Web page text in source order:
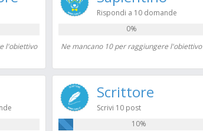
l'obiettivo
Rispondi a 10 domande
0%
Ne mancano 10 per raggiungere l'obiettivo
Scrittore
Scrivi 10 post
10%